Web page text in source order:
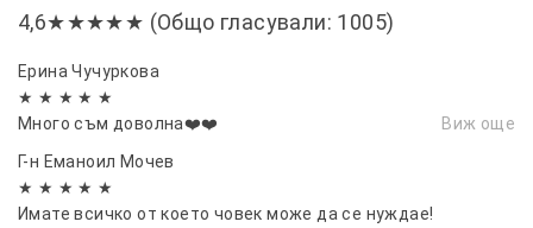
4,6★★★★★ (Общо гласували: 1005)
Ерина Чучуркова
★ ★ ★ ★ ★
Много съм доволна❤️❤️
Виж още
Г-н Еманоил Мочев
★ ★ ★ ★ ★
Имате всичко от което човек може да се нуждае!